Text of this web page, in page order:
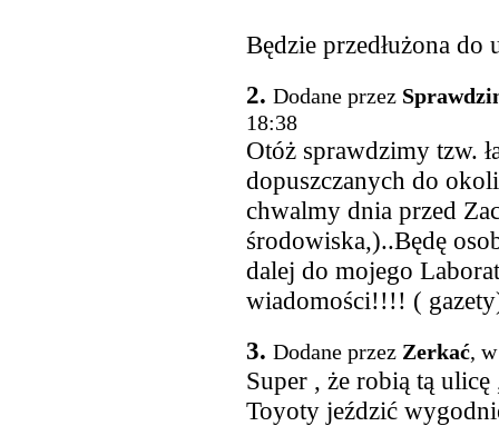
Będzie przedłużona do
2. Dodane przez
18:38
Otóż sprawdzimy tzw.
dopuszczanych do
chwalmy dnia przed
środowiska,)..Będę
dalej do mojego
wiadomości!!!! (
3. Dodane przez Zerkać,
Super , że robią tą
Toyoty jeździć